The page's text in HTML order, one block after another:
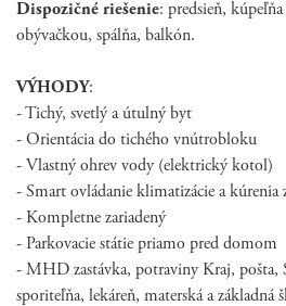
Dispozičné riešenie: predsieň,
obývačkou, spálňa, balkón.
VÝHODY:
- Tichý, svetlý a útulný byt
- Orientácia do tichého vnútrobloku
- Vlastný ohrev vody (elektrický kotol)
- Smart ovládanie klimatizácie a
- Kompletne zariadený
- Parkovacie státie priamo pred domom
- MHD zastávka, potraviny Kraj, pošta,
sporiteľňa, lekáreň, materská a základná